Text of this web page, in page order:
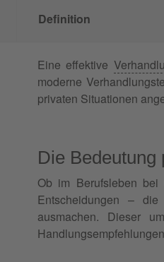
Definition
Eine effektive
moderne
privaten Situationen
Die Bedeutung
Ob im Berufsleben bei
Entscheidungen –
ausmachen. Dieser